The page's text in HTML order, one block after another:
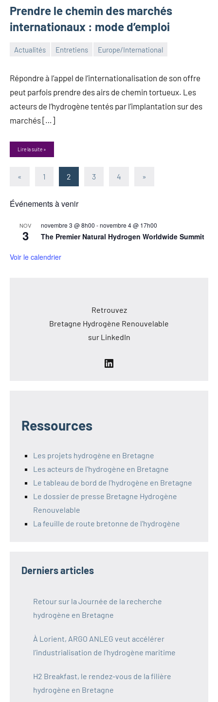
Prendre le chemin des marchés
internationaux : mode d’emploi
Actualités Entretiens Europe/International
2023
Répondre à l’appel de l’internationalisation de son offre
peut parfois prendre des airs de chemin tortueux. Les
acteurs de l’hydrogène tentés par l’implantation sur des
marchés […]
Lire la suite
Pagination
« Publications
précédentes
1 2 3 4
Articles
»
Événements à venir
NOV
3
novembre 3 @ 8h00 -novembre 4 @ 17h00
The Premier Natural Hydrogen Worldwide Summit
Voir le calendrier
Retrouvez
Bretagne Hydrogène Renouvelable
sur LinkedIn
LinkedIn
Ressources
Les projets hydrogène en Bretagne
Les acteurs de l'hydrogène en Bretagne
Le tableau de bord de l'hydrogène en Bretagne
Le dossier de presse Bretagne Hydrogène
Renouvelable
La feuille de route bretonne de l'hydrogène
Derniers articles
Retour sur la Journée de la recherche
hydrogène en Bretagne
À Lorient, ARGO ANLEG veut accélérer
l’industrialisation de l’hydrogène maritime
H2 Breakfast, le rendez-vous de la filière
hydrogène en Bretagne